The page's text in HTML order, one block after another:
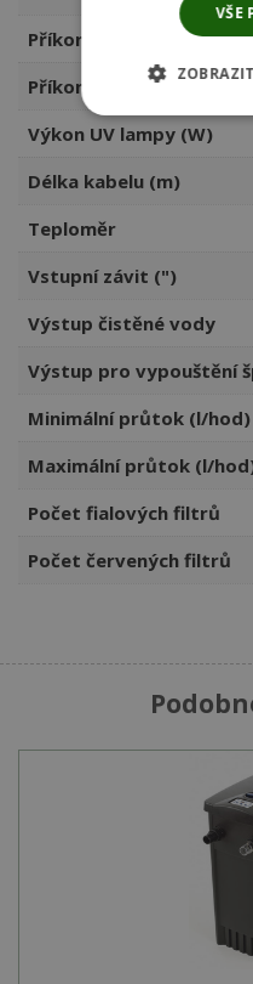
Příkon (W)
Příkon čištění (W)
Výkon UV lampy (W)
Délka kabelu (m)
Teploměr
Vstupní závit (")
Výstup čistěné vody
Výstup pro vypouštění
Minimální průtok (l/hod)
Maximální průtok (l/
Počet fialových filtrů
Počet červených filtrů
VŠE